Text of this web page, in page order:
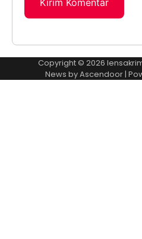
Copyright © 2026
News byAscendoor|